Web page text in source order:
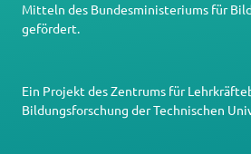
Mitteln des Bundesministeriums für
gefördert.
Ein Projekt desZentrums für
Bildungsforschung derTechnischen